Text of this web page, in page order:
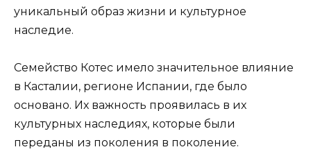
уникальный образ жизни и культурное
наследие.
Семейство Котес имело значительное влияние
в Касталии, регионе Испании, где было
основано. Их важность проявилась в их
культурных наследиях, которые были
переданы из поколения в поколение.